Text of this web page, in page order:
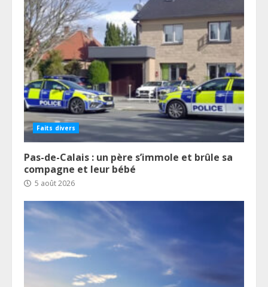
Faits divers
Pas-de-Calais : un père s’immole et brûle sa
compagne et leur bébé
5 août 2026